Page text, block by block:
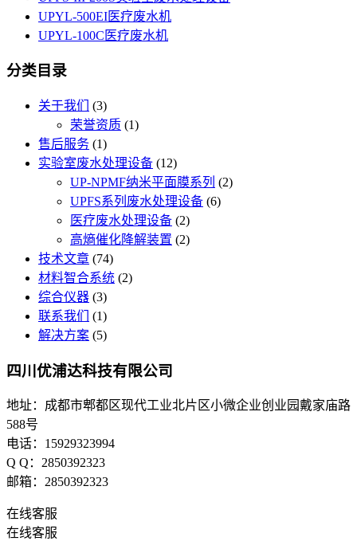
UPYL-500EI医疗废水机
UPYL-100C医疗废水机
分类目录
关于我们
(3)
荣誉资质 (1)
售后服务 (1)
实验室废水处理设备 (12)
UP-NPMF纳米平面膜系列 (2)
UPFS系列废水处理设备 (6)
医疗废水处理设备 (2)
高熵催化降解装置 (2)
技术文章 (74)
材料智合系统 (2)
综合仪器 (3)
联系我们
(1)
解决方案 (5)
四川优浦达科技有限公司
地址：成都市郫都区现代工业北片区小微企业创业园戴家庙路
588号
电话：15929323994
Q Q：2850392323
邮箱：2850392323
在线客服
在线客服